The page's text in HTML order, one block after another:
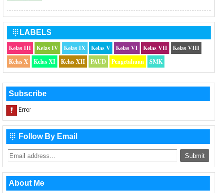
 LABELS
Kelas III
Kelas IV Kelas IX Kelas V Kelas VI Kelas VII
Kelas VIII
Kelas X
Kelas XI Kelas XII PAUD Pengetahuan SMK
Subscribe
 Follow By Email
About Me